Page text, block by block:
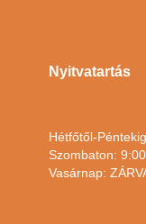
Nyitvatartás
Hétfőtől-
Szombaton:
Vasárnap: